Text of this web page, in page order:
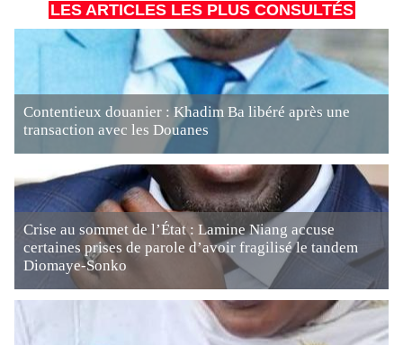
LES ARTICLES LES PLUS CONSULTÉS
Contentieux douanier : Khadim Ba libéré après une
transaction avec les Douanes
Crise au sommet de l’État : Lamine Niang accuse
certaines prises de parole d’avoir fragilisé le tandem
Diomaye-Sonko